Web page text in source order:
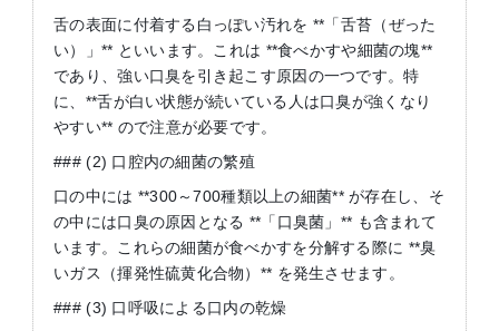
舌の表面に付着する白っぽい汚れを **「舌苔（ぜった
い）」** といいます。これは **食べかすや細菌の塊**
であり、強い口臭を引き起こす原因の一つです。特
に、**舌が白い状態が続いている人は口臭が強くなり
やすい** ので注意が必要です。
### (2) 口腔内の細菌の繁殖
口の中には **300～700種類以上の細菌** が存在し、そ
の中には口臭の原因となる **「口臭菌」** も含まれて
います。これらの細菌が食べかすを分解する際に **臭
いガス（揮発性硫黄化合物）** を発生させます。
### (3) 口呼吸による口内の乾燥